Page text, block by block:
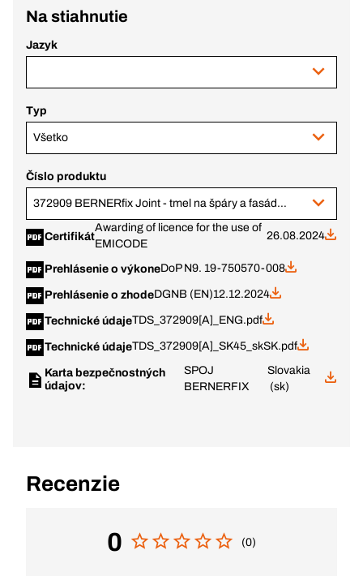
Na stiahnutie
Jazyk
Typ
Všetko
Číslo produktu
372909 BERNERfix Joint - tmel na špáry a fasády, šedý, 600 ml črievko
Certifikát
Awarding of licence for the use of
EMICODE
26.08.2024
Prehlásenie o výkoneDoP N9. 19-750570-008
Prehlásenie o zhodeDGNB (EN)12.12.2024
Technické údajeTDS_372909[A]_ENG.pdf
Technické údajeTDS_372909[A]_SK45_skSK.pdf
Karta bezpečnostných
údajov:
SPOJ
BERNERFIX
Slovakia
(sk)
Recenzie
0 (0)